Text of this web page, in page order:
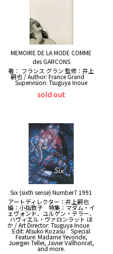
MEMOIRE DE LA MODE COMME
des GARCONS
著： フランス グラン 監修：井上
嗣也 / Author: France Grand
Supervision: Tsuguya Inoue
sold out
Six (sixth sense) Number7 1991
アートディレクター：井上嗣也
編：小指敦子 特集：マダム・イ
ェヴォンド、ユルゲン・テラー、
ハヴィエル・ヴァロンラット ほ
か / Art Director: Tsuguya Inoue
Edit: Atsuko Kozasu Special
Feature: Madame Yevonde,
Juergen Teller, Javier Vallhonrat,
and more.